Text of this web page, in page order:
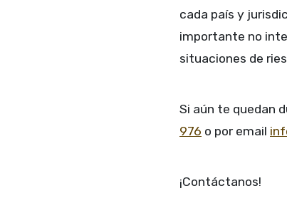
cada país y
importante no
situaciones de
Si aún te quedan
976 o por email
¡Contáctanos!